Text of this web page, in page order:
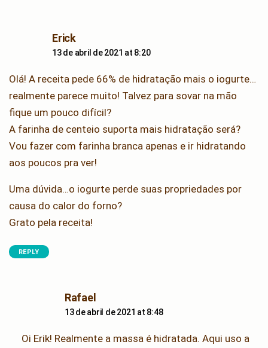
Ericksays:
13 de abril de 2021 at 8:20
Olá! A receita pede 66% de hidratação mais o iogurte…
realmente parece muito! Talvez para sovar na mão
fique um pouco difícil?
A farinha de centeio suporta mais hidratação será?
Vou fazer com farinha branca apenas e ir hidratando
aos poucos pra ver!
Uma dúvida…o iogurte perde suas propriedades por
causa do calor do forno?
Grato pela receita!
REPLY
Rafaelsays:
13 de abril de 2021 at 8:48
Oi Erik! Realmente a massa é hidratada. Aqui uso a